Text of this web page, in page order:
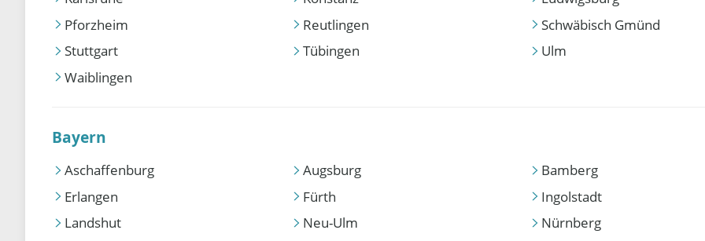
Pforzheim
Reutlingen
Schwäbisch Gmünd
Stuttgart
Tübingen
Ulm
Waiblingen
Bayern
Aschaffenburg Augsburg
Bamberg
Erlangen
Fürth
Ingolstadt
Landshut
Neu-Ulm
Nürnberg